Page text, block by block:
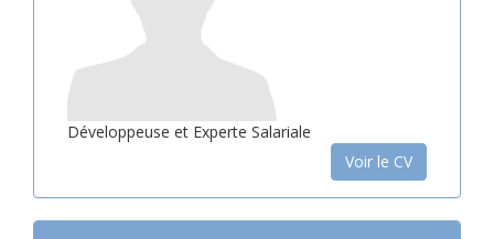
Développeuse et Experte Salariale
Voir le CV